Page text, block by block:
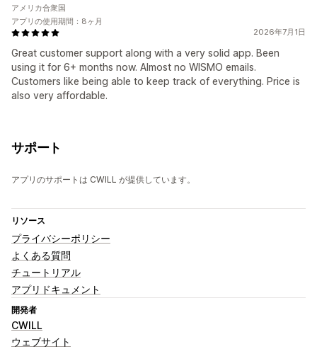
2026年7月1日
Great customer support along with a very solid app. Been
using it for 6+ months now. Almost no WISMO emails.
Customers like being able to keep track of everything. Price is
also very affordable.
アメリカ合衆国
アプリの使用期間：8ヶ月
サポート
アプリのサポートは CWILL が提供しています。
リソース
プライバシーポリシー
よくある質問
チュートリアル
アプリドキュメント
開発者
CWILL
ウェブサイト